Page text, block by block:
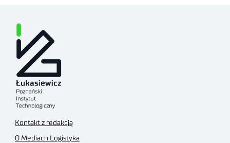
Kontakt z redakcją
O Mediach Logistyka